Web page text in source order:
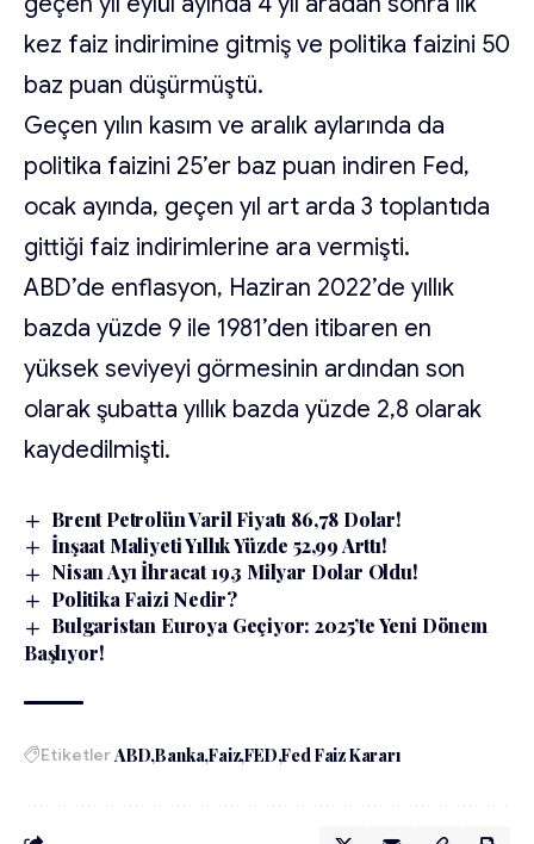
kez faiz indirimine gitmiş ve politika faizini 50
baz puan düşürmüştü.
Geçen yılın kasım ve aralık aylarında da
politika faizini 25’er baz puan indiren Fed,
ocak ayında, geçen yıl art arda 3 toplantıda
gittiği faiz indirimlerine ara vermişti.
ABD’de enflasyon, Haziran 2022’de yıllık
bazda yüzde 9 ile 1981’den itibaren en
yüksek seviyeyi görmesinin ardından son
olarak şubatta yıllık bazda yüzde 2,8 olarak
kaydedilmişti.
Brent Petrolün Varil Fiyatı 86,78 Dolar!
İnşaat Maliyeti Yıllık Yüzde 52,99 Arttı!
Nisan Ayı İhracat 19,3 Milyar Dolar Oldu!
Politika Faizi Nedir?
Bulgaristan Euroya Geçiyor: 2025’te Yeni Dönem
Başlıyor!
EtiketlerABD Banka Faiz FED Fed Faiz Kararı